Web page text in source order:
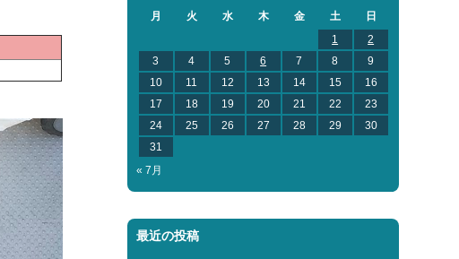
月
火 水 木 金 土
日
1
2
3
4 5 6 7 8
9
10
11 12 13 14 15
16
17
18 19 20 21 22
23
24
25 26 27 28 29
30
31
« 7月
最近の投稿